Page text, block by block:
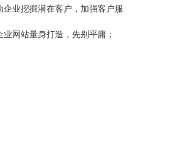
业挖掘潜在客户，加强客户服
网站量身打造，先别平庸；